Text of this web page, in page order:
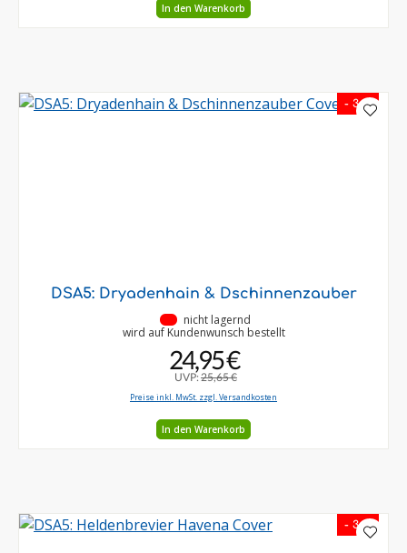
In den Warenkorb
- 3 %
DSA5: Dryadenhain & Dschinnenzauber
nicht lagernd
wird auf Kundenwunsch bestellt
24,95 €
UVP: 25,65 €
Preise inkl. MwSt. zzgl. Versandkosten
In den Warenkorb
- 3 %